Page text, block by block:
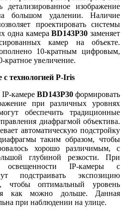
изображение
большом удалении. Наличие
проектировать системы
одна камераBD143P30заменяет
камер на объекте.
10-кратным цифровым,
кратное увеличение.
с технологией P-Iris
IP-камере BD143P30формировать
при различных уровнях
обеспечить традиционные
диафрагмой объектива.
автоматическую подстройку
таким образом, чтобы
хорошо различимым, с
глубиной резкости. При
освещенности IP-камеры с
подстраивать экспозицию
чтобы оптимальный уровень
как можно дольше. Данная
при наблюдении на улице.